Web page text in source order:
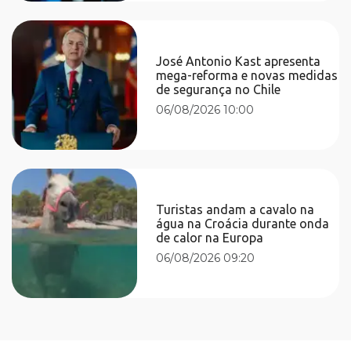
José Antonio Kast apresenta
mega-reforma e novas medidas
de segurança no Chile
06/08/2026 10:00
Turistas andam a cavalo na
água na Croácia durante onda
de calor na Europa
06/08/2026 09:20